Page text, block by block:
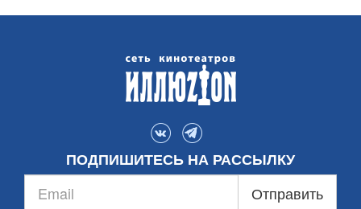
ПОДПИШИТЕСЬ НА РАССЫЛКУ
Отправить